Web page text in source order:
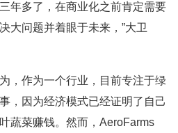
年多了，在商业化之前肯定需要
大问题并着眼于未来，”大卫
，作为一个行业，目前专注于绿
，因为经济模式已经证明了自己
蔬菜赚钱。然而，AeroFarms